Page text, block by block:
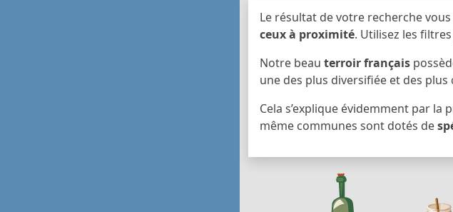
Le résultat de votre recherche
ceux à proximité. Utilisez les
Notre beau terroir français
une des plus diversifiée et des plus
Cela s’explique évidemment par la
même communes sont dotés de